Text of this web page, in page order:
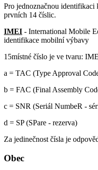
Pro jednoznačnou
prvních 14 číslic.
IMEI - International Mobile
identifikace mobilní výbavy
15místné číslo je ve tvaru:
a = TAC (Type Approval
b = FAC (Final Assembly
c = SNR (Seriál NumbeR -
d = SP (SPare - rezerva)
Za jedinečnost čísla je
Obec